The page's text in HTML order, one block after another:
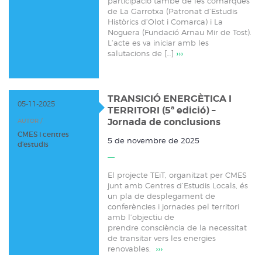
de La Garrotxa (Patronat d’Estudis
Històrics d’Olot i Comarca) i La
Noguera (Fundació Arnau Mir de Tost).
L’acte es va iniciar amb les
salutacions de […] ›››
05-11-2025
AUTOR /
CMES i centres
d'estudis
TRANSICIÓ ENERGÈTICA I
TERRITORI (5ª edició) –
Jornada de conclusions
5 de novembre de 2025
El projecte TEiT, organitzat per CMES
junt amb Centres d’Estudis Locals, és
un pla de desplegament de
conferències i jornades pel territori
amb l’objectiu de
prendre consciència de la necessitat
de transitar vers les energies
renovables. ›››